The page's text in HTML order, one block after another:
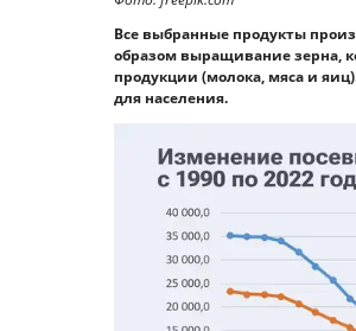
Все выбранные продукты
образом выращивание зерна,
продукции (молока, мяса и
для населения.